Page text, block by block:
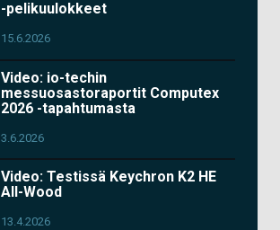
-pelikuulokkeet
15.6.2026
Video: io-techin
messuosastoraportit Computex
2026 -tapahtumasta
3.6.2026
Video: Testissä Keychron K2 HE
All-Wood
13.4.2026